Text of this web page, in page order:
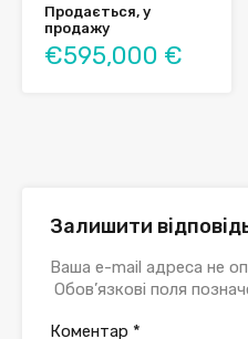
Продається, у
продажу
€595,000 €
Залишити
Ваша e-mail адреса не
Обов’язкові поля
Коментар *